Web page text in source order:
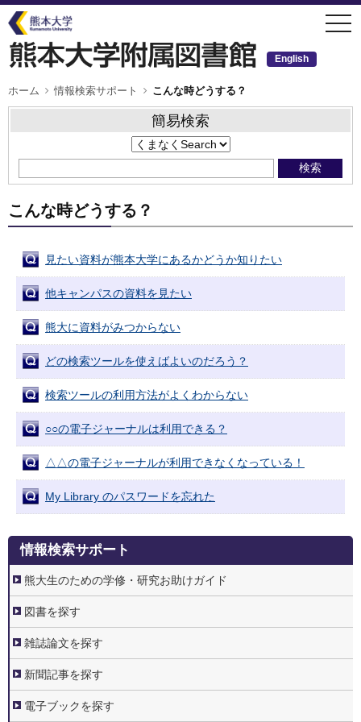
イ
コ
テ
ツ
移
English
パ
ン
く
ホーム 情報検索サポート こんな時どうする？
簡易検索
こんな時どうする？
見たい資料が熊本大学にあるかどうか知りたい
他キャンパスの資料を見たい
熊大に資料がみつからない
どの検索ツールを使えばよいのだろう？
検索ツールの利用方法がよくわからない
○○の電子ジャーナルは利用できる？
△△の電子ジャーナルが利用できなくなっている！
My Library のパスワードを忘れた
3.
報
検
索
サ
ポ
ト
情報検索サポート
熊大生のための学修・研究お助けガイド
図書を探す
雑誌論文を探す
新聞記事を探す
電子ブックを探す